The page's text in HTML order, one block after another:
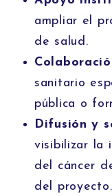
ampliar el
de salud.
sanitario
pública o
Difusión y
visibilizar la
del cáncer
del proyecto.